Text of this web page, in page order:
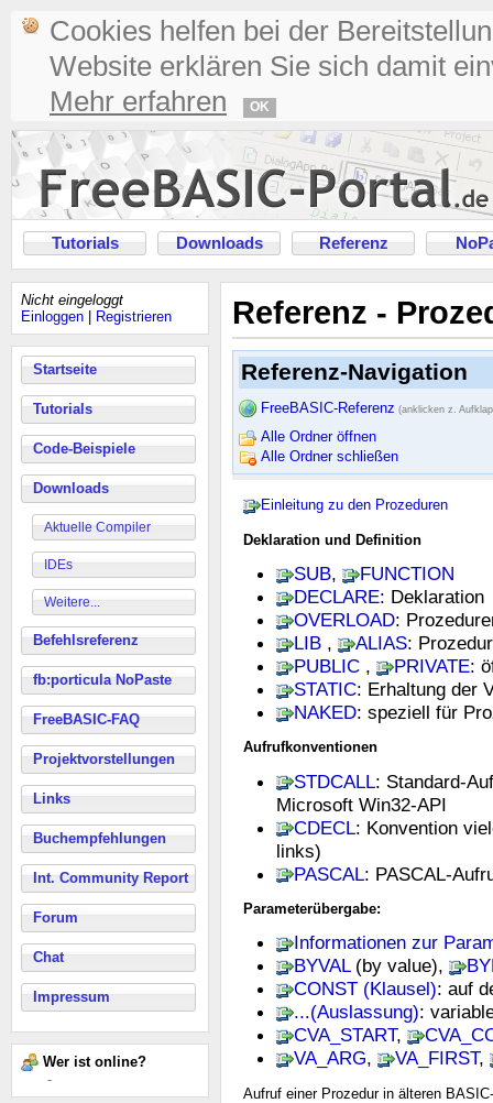
Cookies helfen bei der
Website erklären Sie sich damit
Mehr erfahren
OK
Tutorials Downloads Referenz
Nicht eingeloggt
Einloggen
Registrieren
Startseite
Tutorials
Code-Beispiele
Downloads
Aktuelle Compiler
IDEs
Weitere...
Befehlsreferenz
fb:porticula NoPaste
FreeBASIC-FAQ
Projektvorstellungen
Links
Buchempfehlungen
Int. Community Report
Forum
Chat
Impressum
Wer ist online?
-
Referenz -
Referenz-Navigation
FreeBASIC-Referenz (anklicken z.
Alle Ordner öffnen
Alle Ordner schließen
Einleitung zu den Prozeduren
Deklaration und Definition
SUB,
FUNCTION
DECLARE: Deklaration
OVERLOAD:
LIB , ALIAS:
PUBLIC , PRIVATE:
STATIC: Erhaltung der
NAKED: speziell für
Aufrufkonventionen
STDCALL: Standard-
Microsoft Win32-API
CDECL: Konvention
links)
PASCAL: PASCAL-
Parameterübergabe:
Informationen zur
BYVAL(by value),
CONST (Klausel): auf
...(Auslassung):
CVA_START,
VA_ARG, VA_FIRST,
Aufruf einer Prozedur in älteren